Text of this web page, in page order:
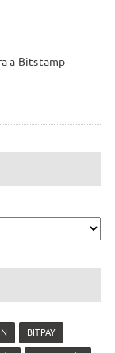
a Bitstamp
BITPAY